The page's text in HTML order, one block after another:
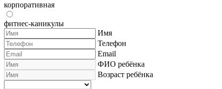
корпоративная
фитнес-каникулы
Имя
Телефон
Email
ФИО ребёнка
Возраст ребёнка